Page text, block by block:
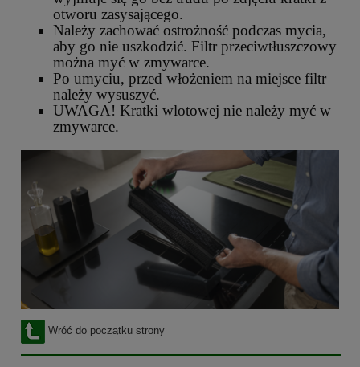
otworu zasysającego.
Należy zachować ostrożność podczas mycia,
aby go nie uszkodzić. Filtr przeciwtłuszczowy
można myć w zmywarce.
Po umyciu, przed włożeniem na miejsce filtr
należy wysuszyć.
UWAGA! Kratki wlotowej nie należy myć w
zmywarce.
Wróć do początku strony